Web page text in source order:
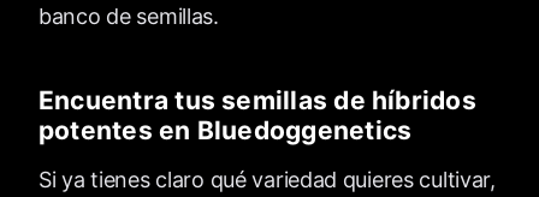
banco de semillas.
Encuentra tus semillas de híbridos
potentes en Bluedoggenetics
Si ya tienes claro qué variedad quieres cultivar,